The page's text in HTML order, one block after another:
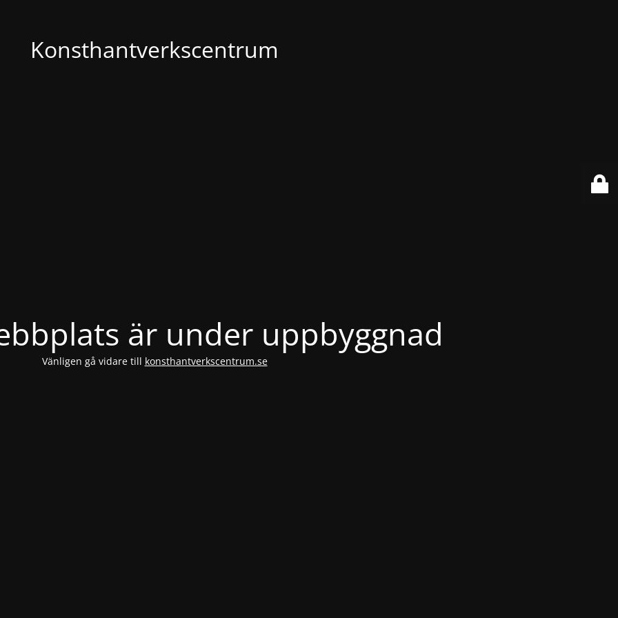
Konsthantverkscentrum
är under uppbyggnad
Vänligen gå vidare till konsthantverkscentrum.se